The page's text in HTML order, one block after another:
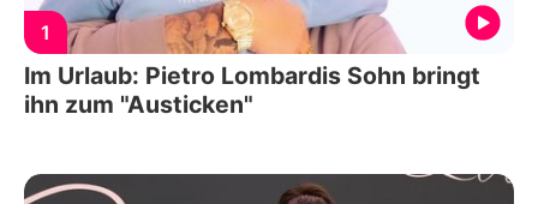
1
Im Urlaub: Pietro Lombardis Sohn bringt
ihn zum "Austicken"